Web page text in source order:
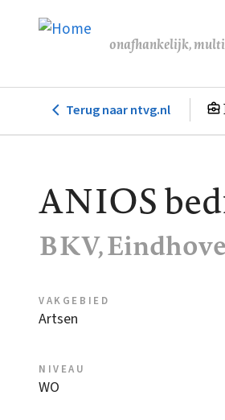
de
onafhankelijk,
Hoofdnavigatie
Terug naar ntvg.nl
ANIOS
BKV,
VAKGEBIED
Artsen
NIVEAU
WO